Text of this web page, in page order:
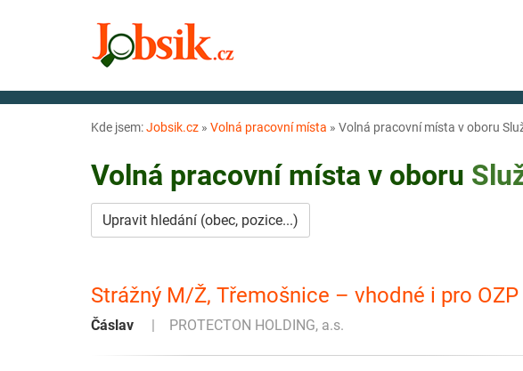
Kde jsem:Jobsik.cz » Volná pracovní místa » Volná pracovní místa v oboru
Volná pracovní místa v oboru
Upravit hledání (obec, pozice...)
Strážný M/Ž, Třemošnice – vhodné i pro OZP
Čáslav PROTECTON HOLDING, a.s.